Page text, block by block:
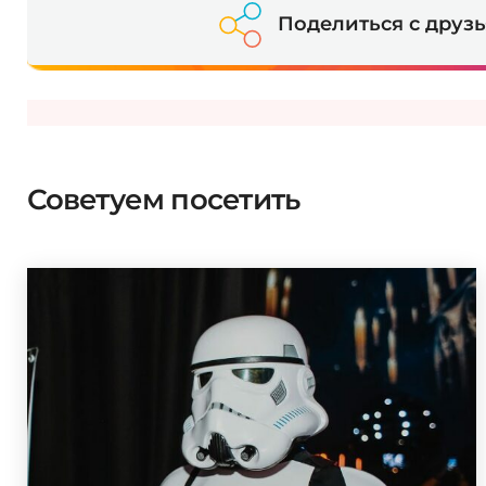
Поделиться с
Советуем посетить